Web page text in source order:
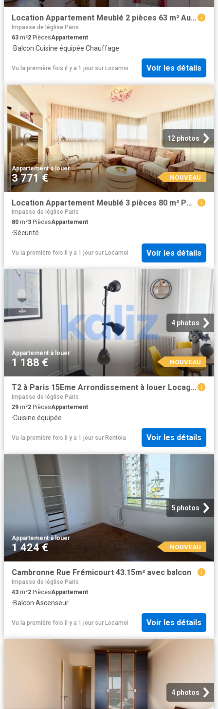
Location Appartement Meublé 2 pièces 63 m² Auteuil St Cloud 75016 Paris 116412
Impasse de léglise Paris
63 m²2 PiècesAppartement
·Balcon·Cuisine équipée·Chauffage
Vu la première fois il y a 1 jour sur Locamoi Voir les détails
12 photos
Appartement·à louer
3 771 € NOUVEAU
Location Appartement Meublé 3 pièces 80 m² Porte de Versailles Javel Convention 75015 Paris 215335
Impasse de léglise Paris
80 m²3 PiècesAppartement
·Sécurité
Vu la première fois il y a 1 jour sur Locamoi Voir les détails
4 photos
Appartement·à louer
1 188 € NOUVEAU
T2 à Paris 15Eme Arrondissement à louer Locagestion, expert en gestion locative
Impasse de léglise Paris
29 m²2 PiècesAppartement
·Cuisine équipée
Vu la première fois il y a 1 jour sur Rentola Voir les détails
5 photos
Appartement·à louer
1 424 € NOUVEAU
Cambronne Rue Frémicourt 43.15m² avec balcon
Impasse de léglise Paris
43 m²2 PiècesAppartement
·Balcon·Ascenseur
Vu la première fois il y a 1 jour sur Locamoi Voir les détails
4 photos